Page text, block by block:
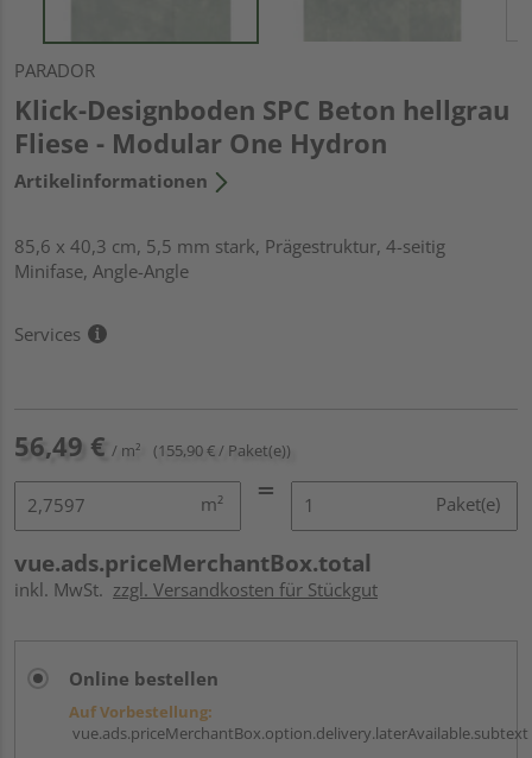
PARADOR
Klick-Designboden SPC Beton hellgrau
Fliese - Modular One Hydron
Artikelinformationen
85,6 x 40,3 cm, 5,5 mm stark, Prägestruktur, 4-seitig
Minifase, Angle-Angle
Services
56,49 € / m² (155,90 € / Paket(e))
m² Paket(e)
vue.ads.priceMerchantBox.total
inkl. MwSt. zzgl. Versandkosten für Stückgut
Online bestellen
Auf Vorbestellung:
vue.ads.priceMerchantBox.option.delivery.laterAvailable.subtext